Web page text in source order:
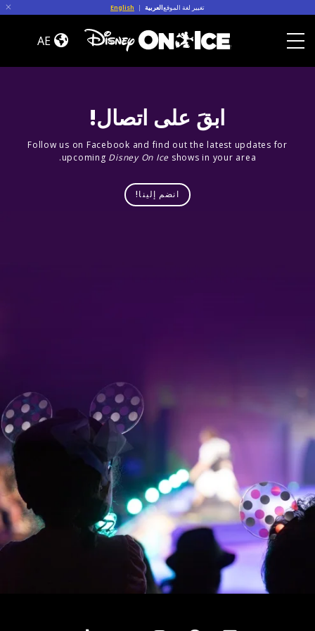
تغيير لغة الموقعالعربية |
English
Jump
In!
AE
ابقَ على اتصال!
Follow us on Facebook and find out the latest updates for
upcoming Disney On Ice shows in your area.
انضم إلينا!